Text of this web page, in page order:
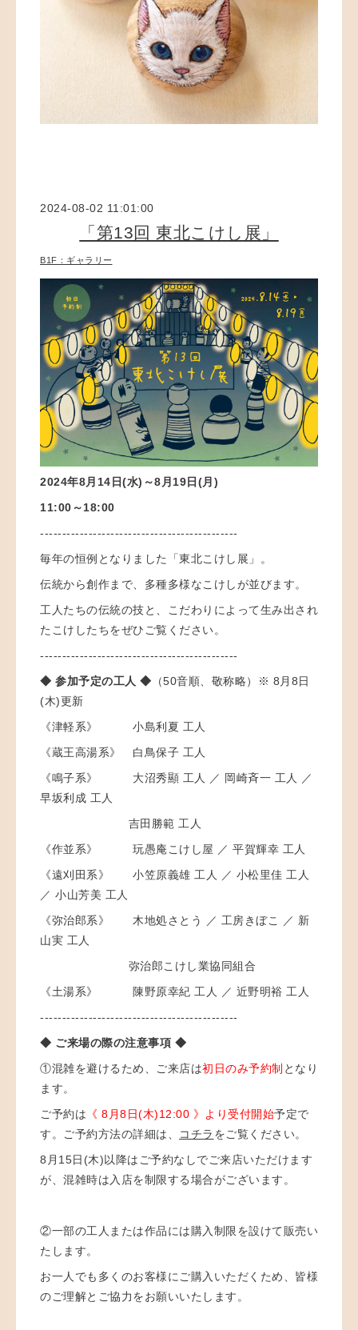
2024-08-02 11:01:00
「第13回 東北こけし展」
B1F：ギャラリー
2024年8月14日(水)～8月19日(月 )
11:00～18:00
---------------------------------------------
毎年の恒例となりました「東北こけし展」。
伝統から創作まで、多種多様なこけしが並びます。
工人たちの伝統の技と、こだわりによって生み出され
たこけしたちをぜひご覧ください。
---------------------------------------------
◆ 参加予定の工人 ◆ （50音順、敬称略）※ 8月8日
(木)更新
《津軽系》 小島利夏 工人
《蔵王高湯系》 白鳥保子 工人
《鳴子系》 大沼秀顯 工人 ／ 岡崎斉一 工人 ／
早坂利成 工人
吉田勝範 工人
《作並系》 玩愚庵こけし屋 ／ 平賀輝幸 工人
《遠刈田系》 小笠原義雄 工人 ／ 小松里佳 工人
／ 小山芳美 工人
《弥治郎系》 木地処さとう ／ 工房きぼこ ／ 新
山実 工人
弥治郎こけし業協同組合
《土湯系》 陳野原幸紀 工人 ／ 近野明裕 工人
---------------------------------------------
◆ ご来場の際の注意事項 ◆
①混雑を避けるため、ご来店は初日のみ予約制 となり
ます。
ご予約は 《 8月8日(木)12:00 》より受付開始予定で
す。 ご予約方法の詳細は、 コチラ をご覧ください。
8月15日(木)以降はご予約なしでご来店いただけます
が、混雑時は入店を制限する場合がございます。
②一部の工人または作品には購入制限を設けて販売い
たします。
お一人でも多くのお客様にご購入いただくため、皆様
のご理解とご協力をお願いいたします。